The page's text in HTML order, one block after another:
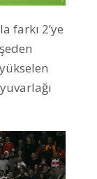
farkı 2’ye